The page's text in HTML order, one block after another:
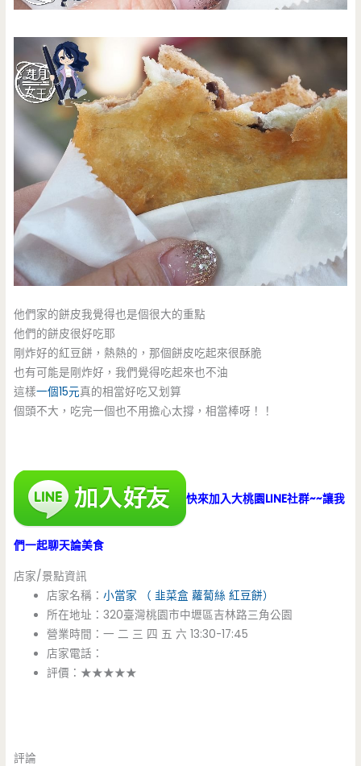
他們家的餅皮我覺得也是個很大的重點
他們的餅皮很好吃耶
剛炸好的紅豆餅，熱熱的，那個餅皮吃起來很酥脆
也有可能是剛炸好，我們覺得吃起來也不油
這樣一個15元真的相當好吃又划算
個頭不大，吃完一個也不用擔心太撐，相當棒呀！！
快來加入大桃園LINE社群~~讓我
們一起聊天論美食
店家/景點資訊
店家名稱：小當家 （ 韭菜盒 蘿蔔絲 紅豆餅）
所在地址：320臺灣桃園市中壢區吉林路三角公園
營業時間：一 二 三 四 五 六 13:30-17:45
店家電話：
評價：★★★★★
評論